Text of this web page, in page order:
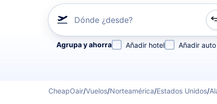
Dónde ¿desde?
Refina tu búsqueda por aerolínea, por ciudad o
Agrupa y ahorra Añadir hotel Añadir auto
CheapOair/Vuelos/Norteamérica/Estados Unidos/